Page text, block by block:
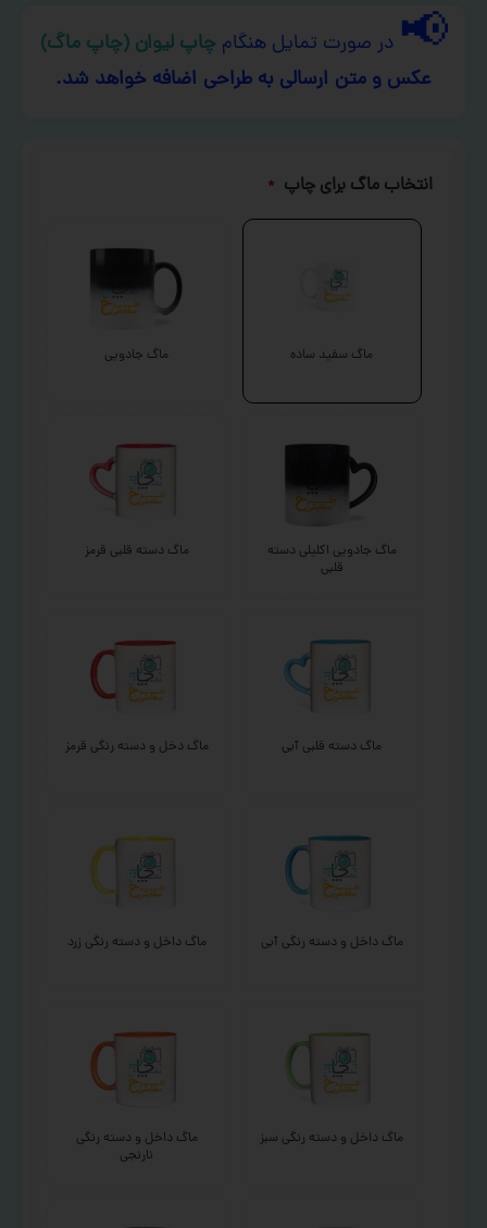
📢 در صورت تمایل هنگام چاپ لیوان (چاپ ماگ)
عکس و متن ارسالی به طراحی اضافه خواهد شد.
انتخاب ماگ برای چاپ *
ماگ سفید ساده ماگ جادویی
ماگ جادویی اکلیلی دسته
قلبی
ماگ دسته قلبی قرمز
ماگ دسته قلبی آبی ماگ دخل و دسته رنگی قرمز
ماگ داخل و دسته رنگی آبی ماگ داخل و دسته رنگی زرد
ماگ داخل و دسته رنگی سبز
ماگ داخل و دسته رنگی
نارنجی